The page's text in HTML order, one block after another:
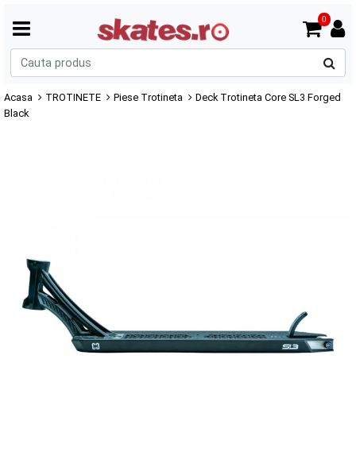
0
Acasa TROTINETE Piese Trotineta
Deck Trotineta Core SL3 Forged
Black